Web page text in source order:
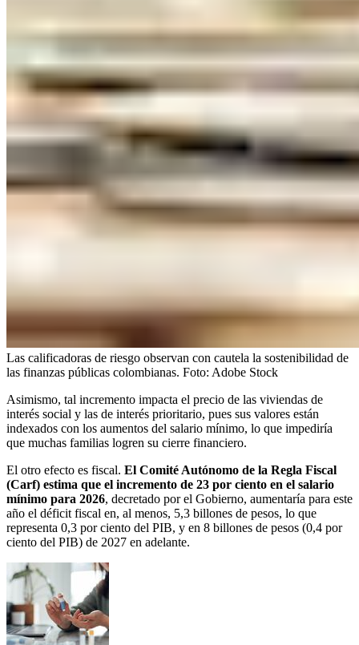
Las calificadoras de riesgo observan con cautela la sostenibilidad de
las finanzas públicas colombianas. Foto: Adobe Stock
Asimismo, tal incremento impacta el precio de las viviendas de
interés social y las de interés prioritario, pues sus valores están
indexados con los aumentos del salario mínimo, lo que impediría
que muchas familias logren su cierre financiero.
El otro efecto es fiscal. El Comité Autónomo de la Regla Fiscal
(Carf) estima que el incremento de 23 por ciento en el salario
mínimo para 2026, decretado por el Gobierno, aumentaría para este
año el déficit fiscal en, al menos, 5,3 billones de pesos, lo que
representa 0,3 por ciento del PIB, y en 8 billones de pesos (0,4 por
ciento del PIB) de 2027 en adelante.